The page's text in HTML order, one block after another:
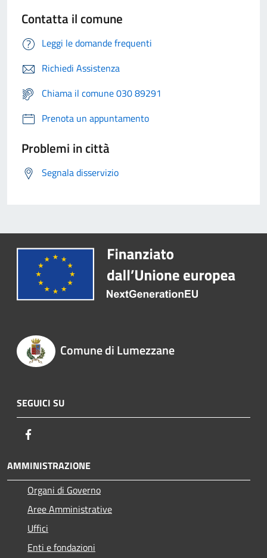
Contatta il comune
Leggi le domande frequenti
Richiedi Assistenza
Chiama il comune 030 89291
Prenota un appuntamento
Problemi in città
Segnala disservizio
Comune di Lumezzane
SEGUICI SU
AMMINISTRAZIONE
Organi di Governo
Aree Amministrative
Uffici
Enti e fondazioni